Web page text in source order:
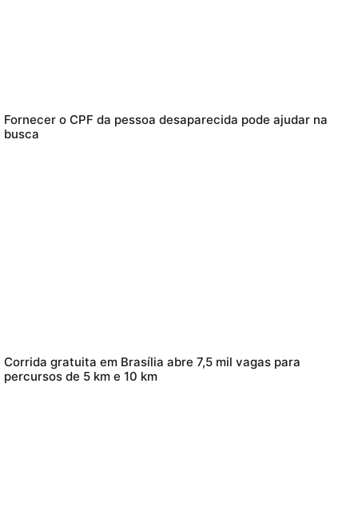
Fornecer o CPF da pessoa desaparecida pode ajudar na
busca
Corrida gratuita em Brasília abre 7,5 mil vagas para
percursos de 5 km e 10 km